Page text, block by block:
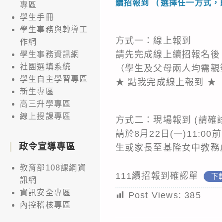
續招報到 (選擇任一方式
方式一：線上報到
請先完成線上續招報名
（學生及父母兩人均需
★ 點我完成線上報到 ★
方式二：現場報到 (請確
請於8月22日(一)11:00
生或家長至基隆女中教
111續招報到確認單 下
Post Views: 385
專區
學生手冊
學生事務與轉導工
作網
學生事務資訊網
社團選填系統
學生自主學習專區
新生專區
高三升學專區
線上授課專區
政令宣導專區
教育部108課綱資
訊網
資訊安全專區
內控稽核專區